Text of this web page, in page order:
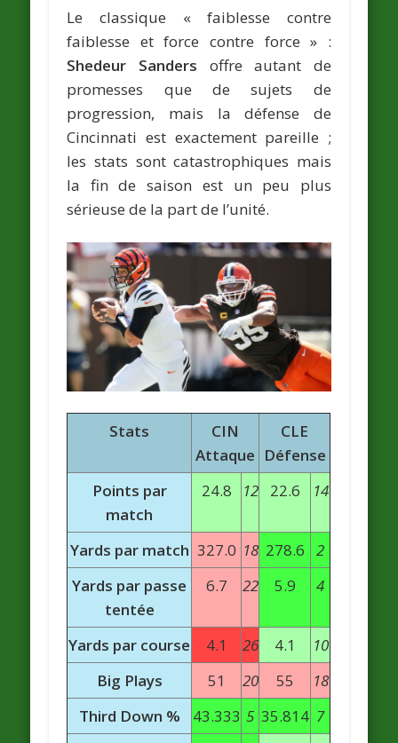
Le classique « faiblesse contre
faiblesse et force contre force » :
Shedeur Sanders offre autant de
promesses que de sujets de
progression, mais la défense de
Cincinnati est exactement pareille ;
les stats sont catastrophiques mais
la fin de saison est un peu plus
sérieuse de la part de l’unité.
Stats
CIN
Attaque
CLE
Défense
Points par
match
24.8 12 22.6 14
Yards par match 327.0 18 278.6
2
Yards par passe
tentée
6.7 22 5.9 4
Yards par course 4.1 26 4.1
10
Big Plays
51 20 55
18
Third Down %
43.333 5 35.814 7